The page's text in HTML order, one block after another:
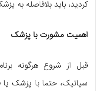
کردید، باید بلافاصله به
اهمیت مشورت با پزشک
قبل از شروع هرگونه
سیاتیک، حتما با پزشک